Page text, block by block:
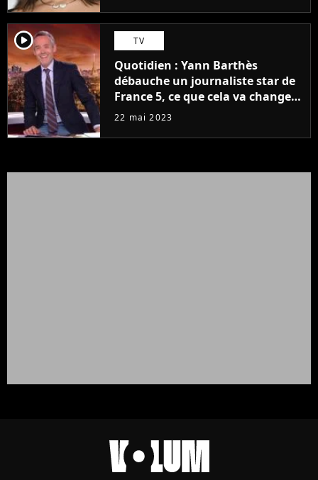
player2 TV
Quotidien : Yann Barthès
débauche un journaliste star de
France 5, ce que cela va changer
à la rentrée
22 mai 2023